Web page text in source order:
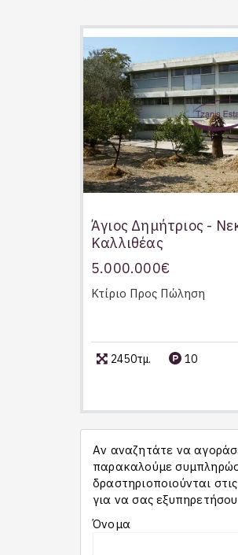
Άγιος Δημήτριος -
Καλλιθέας
5.000.000€
Κτίριο Προς Πώληση
2450τμ. 10
Αν αναζητάτε να
παρακαλούμε
δραστηριοποιούνται
για να σας
Όνομα